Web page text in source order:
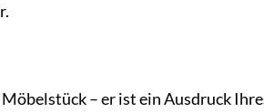
– er ist ein Ausdruck